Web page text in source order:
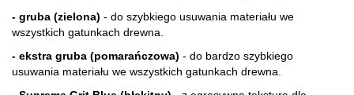
- gruba (zielona) - do szybkiego usuwania materiału we
wszystkich gatunkach drewna.
- ekstra gruba (pomarańczowa) - do bardzo szybkiego
usuwania materiału we wszystkich gatunkach drewna.